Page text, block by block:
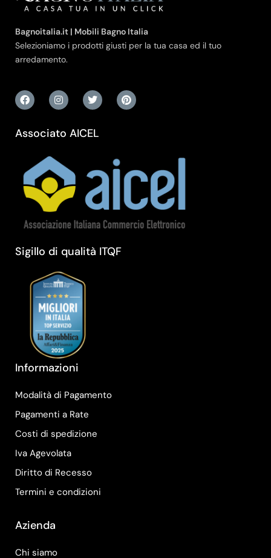
Bagnoitalia.it | Mobili Bagno Italia
Selezioniamo i prodotti giusti per la tua casa ed il tuo
arredamento.
Associato AICEL
Sigillo di qualità ITQF
Informazioni
Modalità di Pagamento
Pagamenti a Rate
Costi di spedizione
Iva Agevolata
Diritto di Recesso
Termini e condizioni
Azienda
Chi siamo